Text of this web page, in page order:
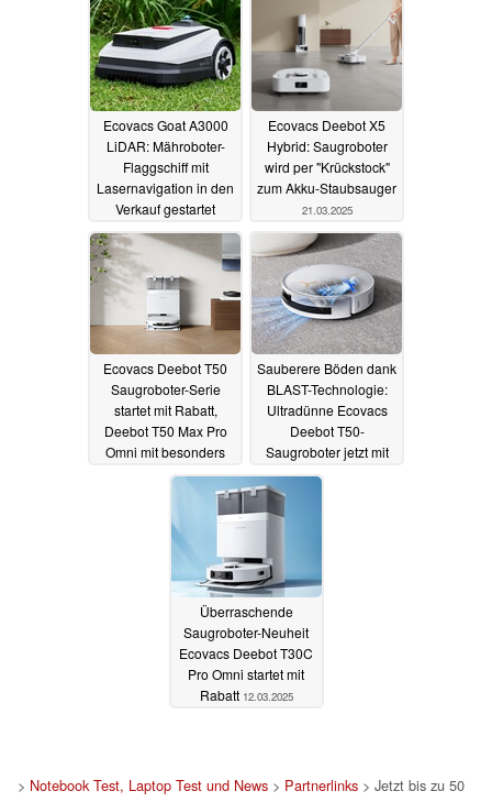
Ecovacs Goat A3000
LiDAR: Mähroboter-
Flaggschiff mit
Lasernavigation in den
Verkauf gestartet
21.03.2025
Ecovacs Deebot X5
Hybrid: Saugroboter
wird per "Krückstock"
zum Akku-Staubsauger
21.03.2025
Ecovacs Deebot T50
Saugroboter-Serie
startet mit Rabatt,
Deebot T50 Max Pro
Omni mit besonders
hoher Saugleistung
Sauberere Böden dank
BLAST-Technologie:
Ultradünne Ecovacs
Deebot T50-
Saugroboter jetzt mit
Rabatt sichern! (Ad)
Überraschende
Saugroboter-Neuheit
Ecovacs Deebot T30C
Pro Omni startet mit
Rabatt 12.03.2025
> Notebook Test, Laptop Test und News> Partnerlinks> Jetzt bis zu 50